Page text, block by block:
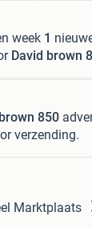
week 1
David brown
850
verzending.
Marktplaats